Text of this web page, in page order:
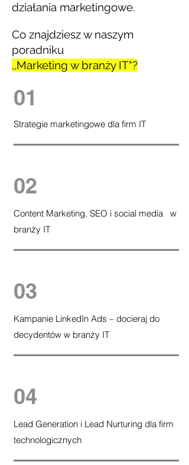
działania marketingowe.
Co znajdziesz w naszym
poradniku
,,Marketing w branży IT"?
01
Strategie marketingowe dla firm IT
02
Content Marketing, SEO i social media w
branży IT
03
Kampanie LinkedIn Ads – docieraj do
decydentów w branży IT
04
Lead Generation i Lead Nurturing dla firm
technologicznych